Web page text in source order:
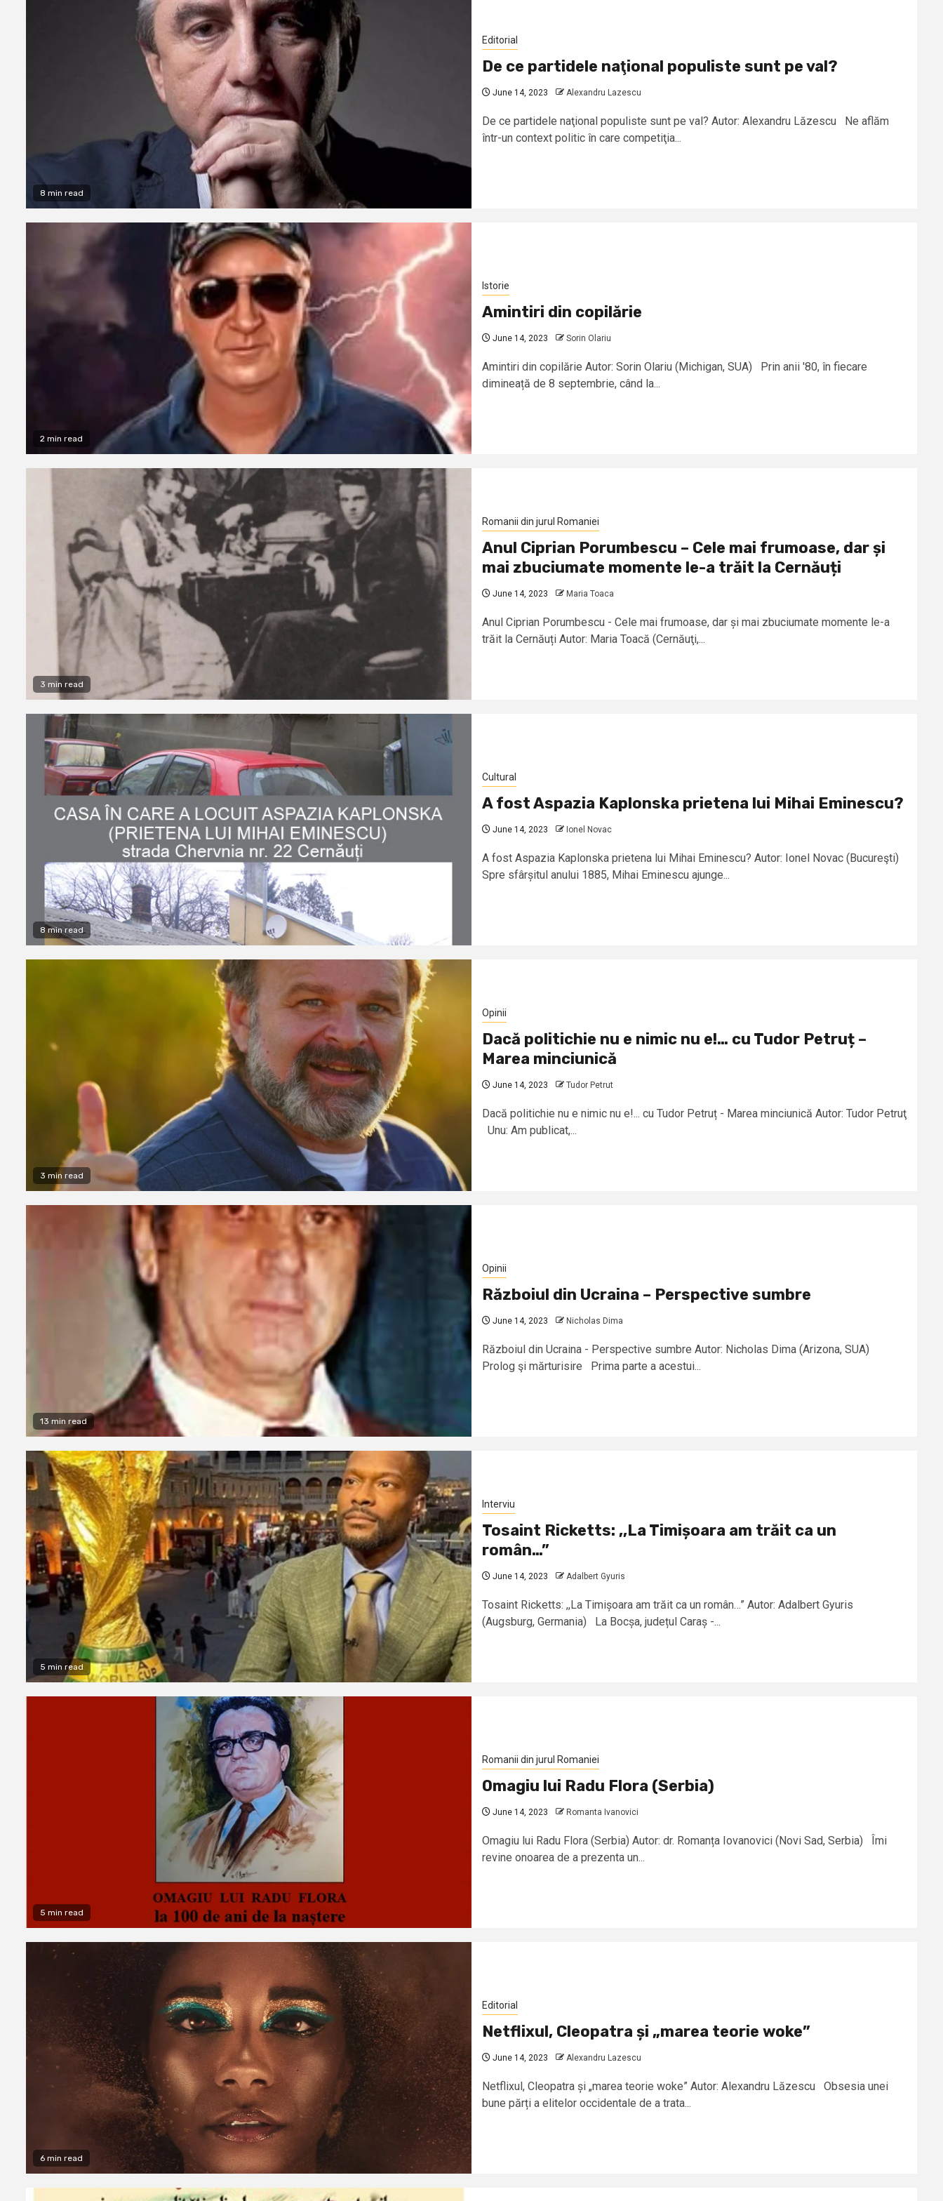
8 min read
Editorial
De ce partidele naţional populiste sunt pe val?
June 14, 2023 Alexandru Lazescu
De ce partidele naţional populiste sunt pe val? Autor: Alexandru Lăzescu Ne aflăm
într-un context politic în care competiţia...
2 min read
Istorie
Amintiri din copilărie
June 14, 2023 Sorin Olariu
Amintiri din copilărie Autor: Sorin Olariu (Michigan, SUA) Prin anii '80, în fiecare
dimineață de 8 septembrie, când la...
3 min read
Romanii din jurul Romaniei
Anul Ciprian Porumbescu – Cele mai frumoase, dar și
mai zbuciumate momente le-a trăit la Cernăuți
June 14, 2023 Maria Toaca
Anul Ciprian Porumbescu - Cele mai frumoase, dar și mai zbuciumate momente le-a
trăit la Cernăuți Autor: Maria Toacă (Cernăuţi,...
8 min read
Cultural
A fost Aspazia Kaplonska prietena lui Mihai Eminescu?
June 14, 2023 Ionel Novac
A fost Aspazia Kaplonska prietena lui Mihai Eminescu? Autor: Ionel Novac (Bucureşti)
Spre sfârșitul anului 1885, Mihai Eminescu ajunge...
3 min read
Opinii
Dacă politichie nu e nimic nu e!… cu Tudor Petruț –
Marea minciunică
June 14, 2023 Tudor Petrut
Dacă politichie nu e nimic nu e!... cu Tudor Petruț - Marea minciunică Autor: Tudor Petruţ
Unu: Am publicat,...
13 min read
Opinii
Războiul din Ucraina – Perspective sumbre
June 14, 2023 Nicholas Dima
Războiul din Ucraina - Perspective sumbre Autor: Nicholas Dima (Arizona, SUA)
Prolog şi mărturisire Prima parte a acestui...
5 min read
Interviu
Tosaint Ricketts: ,,La Timișoara am trăit ca un
român…”
June 14, 2023 Adalbert Gyuris
Tosaint Ricketts: ,,La Timișoara am trăit ca un român…” Autor: Adalbert Gyuris
(Augsburg, Germania) La Bocșa, județul Caraș -...
5 min read
Romanii din jurul Romaniei
Omagiu lui Radu Flora (Serbia)
June 14, 2023 Romanta Ivanovici
Omagiu lui Radu Flora (Serbia) Autor: dr. Romanța Iovanovici (Novi Sad, Serbia) Îmi
revine onoarea de a prezenta un...
6 min read
Editorial
Netflixul, Cleopatra și „marea teorie woke”
June 14, 2023 Alexandru Lazescu
Netflixul, Cleopatra și „marea teorie woke” Autor: Alexandru Lăzescu Obsesia unei
bune părți a elitelor occidentale de a trata...